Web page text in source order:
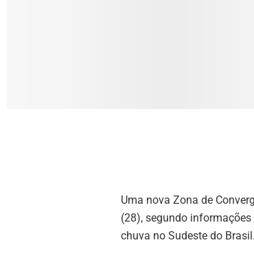
Uma nova Zona de
(28), segundo
chuva no Sudeste do Brasil.